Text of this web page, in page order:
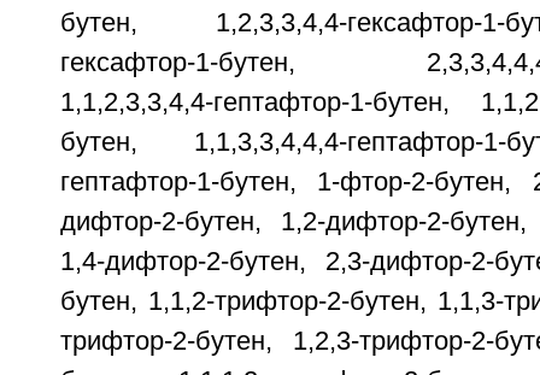
бутен, 1,2,3,3,4,4-гексафтор-1-
гексафтор-1-бутен, 2,3,3,4,4,4-
1,1,2,3,3,4,4-гептафтор-1-бутен,
бутен, 1,1,3,3,4,4,4-гептафтор-1-
гептафтор-1-бутен, 1-фтор-2-бутен,
дифтор-2-бутен, 1,2-дифтор-2-
1,4-дифтор-2-бутен, 2,3-дифтор-2-
бутен, 1,1,2-трифтор-2-бутен, 1,1,3-
трифтор-2-бутен, 1,2,3-трифтор-2-